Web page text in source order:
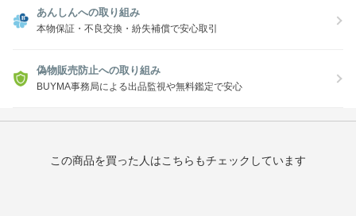
あんしんへの取り組み
本物保証・不良交換・紛失補償で安心取引
偽物販売防止への取り組み
BUYMA事務局による出品監視や無料鑑定で安心
この商品を買った人はこちらもチェックしています